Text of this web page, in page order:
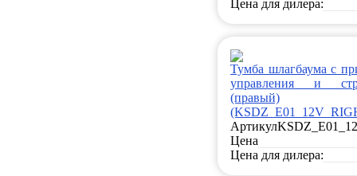
Цена для дилера:
Тумба шлагбаума с
управления и
(правый)
Артикул
Цена
Цена для дилера: